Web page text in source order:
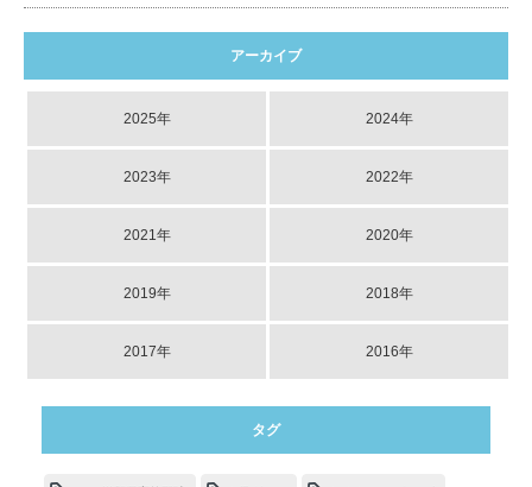
アーカイブ
2025年 2024年
2023年 2022年
2021年 2020年
2019年 2018年
2017年 2016年
タグ